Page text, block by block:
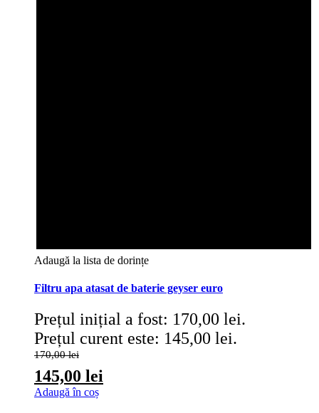
Adaugă la lista de dorințe
Filtru apa atasat de baterie geyser euro
170,00lei
Prețul inițial a fost: 170,00 lei.
145,00 lei
Prețul curent este: 145,00 lei.
Adaugă în coș